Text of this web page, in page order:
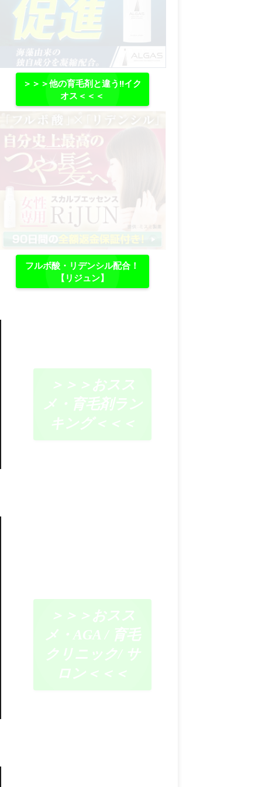
＞＞＞他の育毛剤と違う‼イク
オス＜＜＜
フルボ酸・リデンシル配合！
【リジュン】
＞＞＞おスス
メ・育毛剤ラン
キング＜＜＜
＞＞＞おスス
メ・AGA / 育毛
クリニック/ サ
ロン＜＜＜